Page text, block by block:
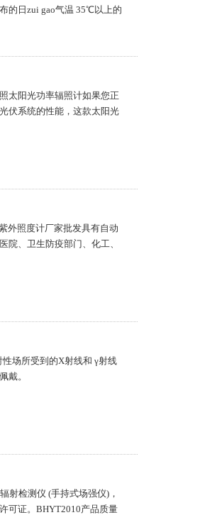
的日zui gao气温 35℃以上的
太阳光功率辐照计如果您正
伏系统的性能，这款太阳光
外照度计厂家批发具有自动
院、卫生防疫部门、化工、
场所受到的X射线和 γ射线
戴。
射检测仪 (手持式场强仪)，
可证。BHYT2010产品质量